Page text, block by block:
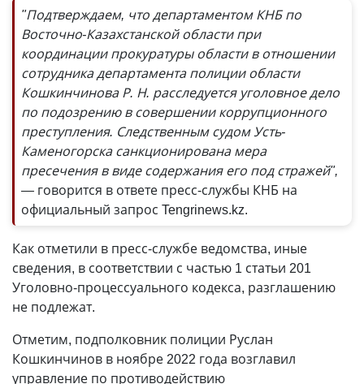
"Подтверждаем, что департаментом КНБ по
Восточно-Казахстанской области при
координации прокуратуры области в отношении
сотрудника департамента полиции области
Кошкинчинова Р. Н. расследуется уголовное дело
по подозрению в совершении коррупционного
преступления. Следственным судом Усть-
Каменогорска санкционирована мера
пресечения в виде содержания его под стражей",
— говорится в ответе пресс-службы КНБ на
официальный запрос Tengrinews.kz.
Как отметили в пресс-службе ведомства, иные
сведения, в соответствии с частью 1 статьи 201
Уголовно-процессуального кодекса, разглашению
не подлежат.
Отметим, подполковник полиции Руслан
Кошкинчинов в ноябре 2022 года возглавил
управление по противодействию